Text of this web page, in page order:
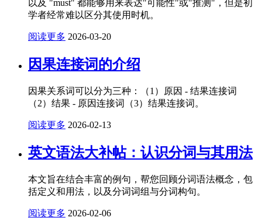
以及 "must" 都能够用来表达"可能性"或"推测"，但是初
学者经常难以区分其使用时机。
阅读更多 2026-03-20
因果连接词的介绍
因果关系词可以分为三种：（1）原因 - 结果连接词
（2）结果 - 原因连接词（3）结果连接词。
阅读更多 2026-02-13
英文语法大补帖：认识分词与其用法
本文旨在结合丰富的例句，帮您回顾分词语法概念，包
括定义和用法，以及分词词组与分词构句。
阅读更多 2026-02-06